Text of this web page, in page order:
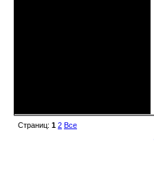
Страниц: 1 2 Все